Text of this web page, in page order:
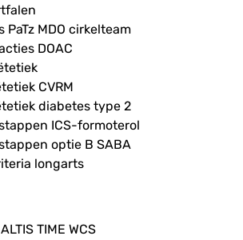
MDO cirkelteam
DOAC
CVRM
diabetes type 2
ICS-formoterol
optie B SABA
longarts
TIME WCS